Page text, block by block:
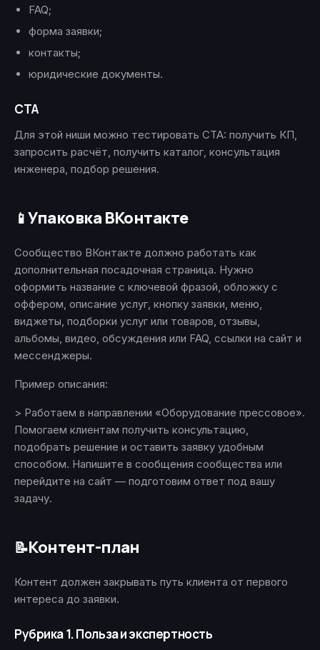
FAQ;
форма заявки;
контакты;
юридические документы.
CTA
Для этой ниши можно тестировать CTA: получить КП,
запросить расчёт, получить каталог, консультация
инженера, подбор решения.
📱Упаковка ВКонтакте
Сообщество ВКонтакте должно работать как
дополнительная посадочная страница. Нужно
оформить название с ключевой фразой, обложку с
оффером, описание услуг, кнопку заявки, меню,
виджеты, подборки услуг или товаров, отзывы,
альбомы, видео, обсуждения или FAQ, ссылки на сайт и
мессенджеры.
Пример описания:
> Работаем в направлении «Оборудование прессовое».
Помогаем клиентам получить консультацию,
подобрать решение и оставить заявку удобным
способом. Напишите в сообщения сообщества или
перейдите на сайт — подготовим ответ под вашу
задачу.
📝Контент-план
Контент должен закрывать путь клиента от первого
интереса до заявки.
Рубрика 1. Польза и экспертность